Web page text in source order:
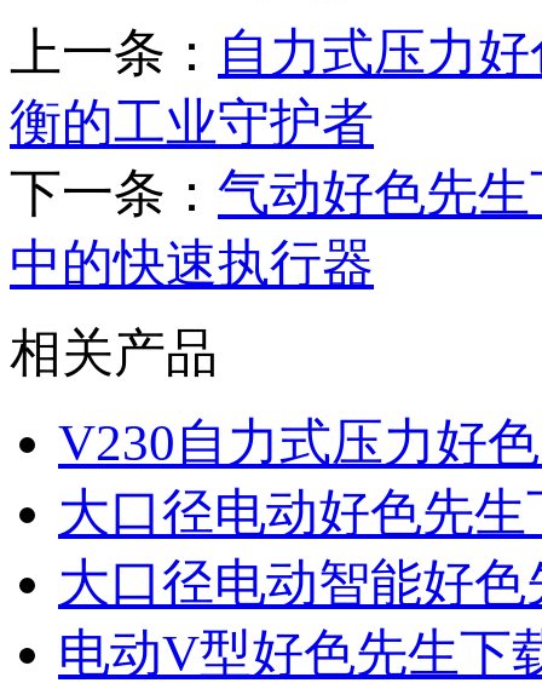
上一条： 自力式压力
衡的工业守护者
下一条： 气动好色先生
中的快速执行器
相关产品
V230自力式压力好
大口径电动好色先
大口径电动智能好
电动V型好色先生下